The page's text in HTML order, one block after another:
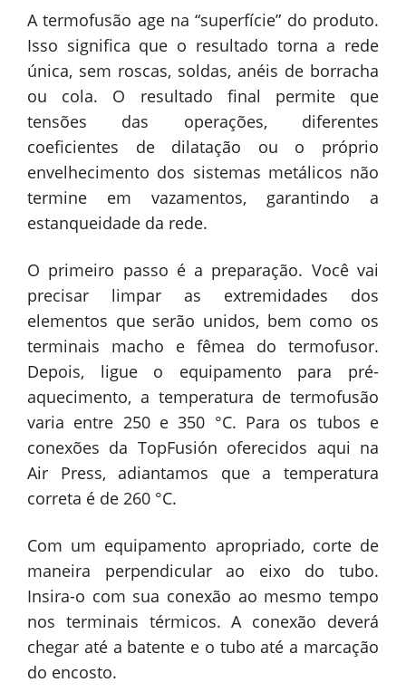
A termofusão age na “superfície” do produto.
Isso significa que o resultado torna a rede
única, sem roscas, soldas, anéis de borracha
ou cola. O resultado final permite que
tensões das operações, diferentes
coeficientes de dilatação ou o próprio
envelhecimento dos sistemas metálicos não
termine em vazamentos, garantindo a
estanqueidade da rede.
O primeiro passo é a preparação. Você vai
precisar limpar as extremidades dos
elementos que serão unidos, bem como os
terminais macho e fêmea do termofusor.
Depois, ligue o equipamento para pré-
aquecimento, a temperatura de termofusão
varia entre 250 e 350 °C. Para os tubos e
conexões da TopFusión oferecidos aqui na
Air Press, adiantamos que a temperatura
correta é de 260 °C.
Com um equipamento apropriado, corte de
maneira perpendicular ao eixo do tubo.
Insira-o com sua conexão ao mesmo tempo
nos terminais térmicos. A conexão deverá
chegar até a batente e o tubo até a marcação
do encosto.